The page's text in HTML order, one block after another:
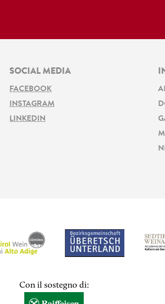
SOCIAL MEDIA
FACEBOOK
INSTAGRAM
LINKEDIN
Con il sostegno di: